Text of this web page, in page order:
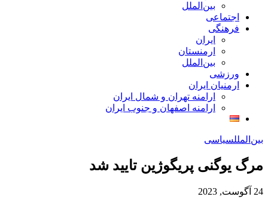
بین‌الملل
اجتماعی
فرهنگی
ایران
ارمنستان
بین‌الملل
ورزشی
ارمنیان ایران
ارامنه تهران و شمال ایران
ارامنه اصفهان و جنوب ایران
بین‌المللسیاسی
مرگ یوگنی پریگوژین تایید شد
24 آگوست, 2023